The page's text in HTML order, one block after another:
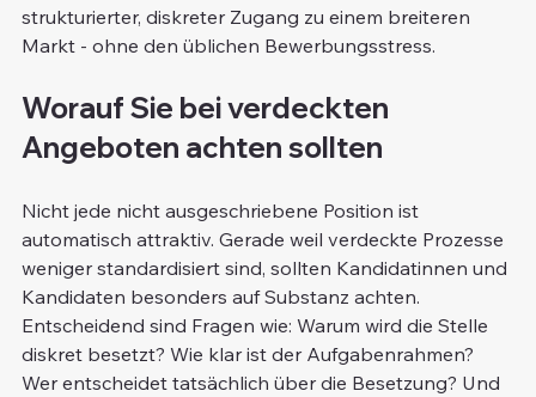
strukturierter, diskreter Zugang zu einem breiteren
Markt - ohne den üblichen Bewerbungsstress.
Worauf Sie bei verdeckten
Angeboten achten sollten
Nicht jede nicht ausgeschriebene Position ist
automatisch attraktiv. Gerade weil verdeckte Prozesse
weniger standardisiert sind, sollten Kandidatinnen und
Kandidaten besonders auf Substanz achten.
Entscheidend sind Fragen wie: Warum wird die Stelle
diskret besetzt? Wie klar ist der Aufgabenrahmen?
Wer entscheidet tatsächlich über die Besetzung? Und